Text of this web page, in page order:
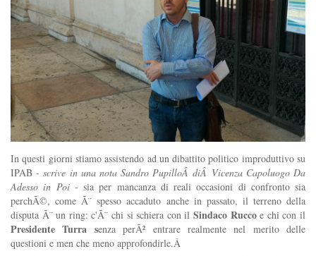
In questi giorni stiamo assistendo ad un dibattito politico improduttivo su
IPAB -scrive in una nota Sandro PupilloÂ diÂ Vicenza Capoluogo Da
Adesso in Poi - sia per mancanza di reali occasioni di confronto sia
perchÃ©, come Ã¨ spesso accaduto anche in passato, il terreno della
disputa Ã¨ un ring: c'Ã¨ chi si schiera con il Sindaco Ruccoe chi con il
Presidente Turra senza perÃ² entrare realmente nel merito delle
questioni e men che meno approfondirle.Â